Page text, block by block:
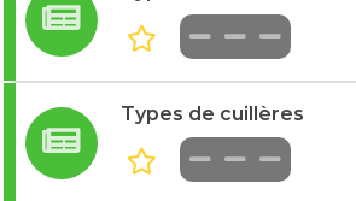
Types de cuillères